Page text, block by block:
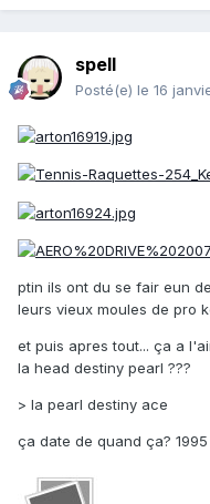
spell
Posté(e) le 16
ptin ils ont du se fair eun
leurs vieux moules de pro
et puis apres tout... ça a
la head destiny pearl ???
> la pearl destiny ace
ça date de quand ça? 1995